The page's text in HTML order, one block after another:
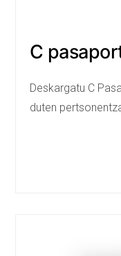
C
Deskargatu C
duten